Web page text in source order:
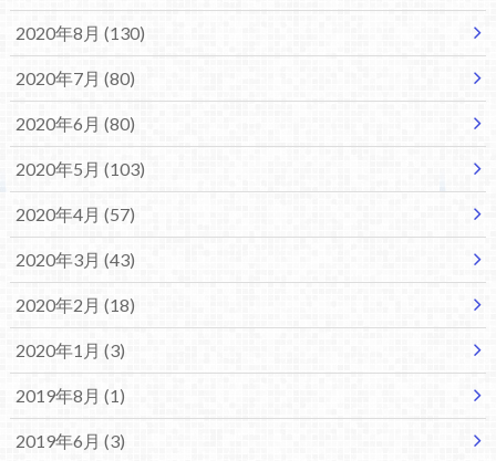
2020年8月 (130)
2020年7月 (80)
2020年6月 (80)
2020年5月 (103)
2020年4月 (57)
2020年3月 (43)
2020年2月 (18)
2020年1月 (3)
2019年8月 (1)
2019年6月 (3)